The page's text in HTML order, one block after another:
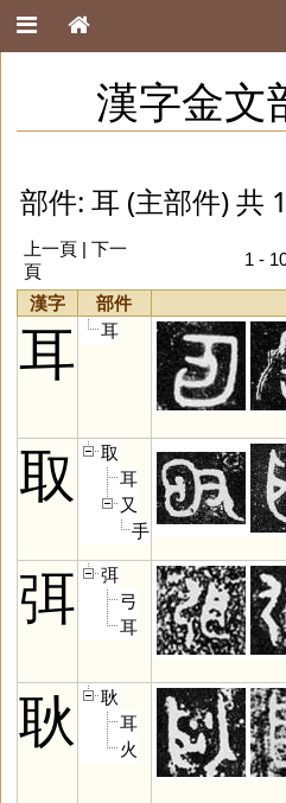
漢字金文
部件: 耳 (主部件) 共
上一頁 | 下一
頁
1 -
漢字 部件
耳 耳
取
取
耳
又
手
弭
弭
弓
耳
耿
耿
耳
火